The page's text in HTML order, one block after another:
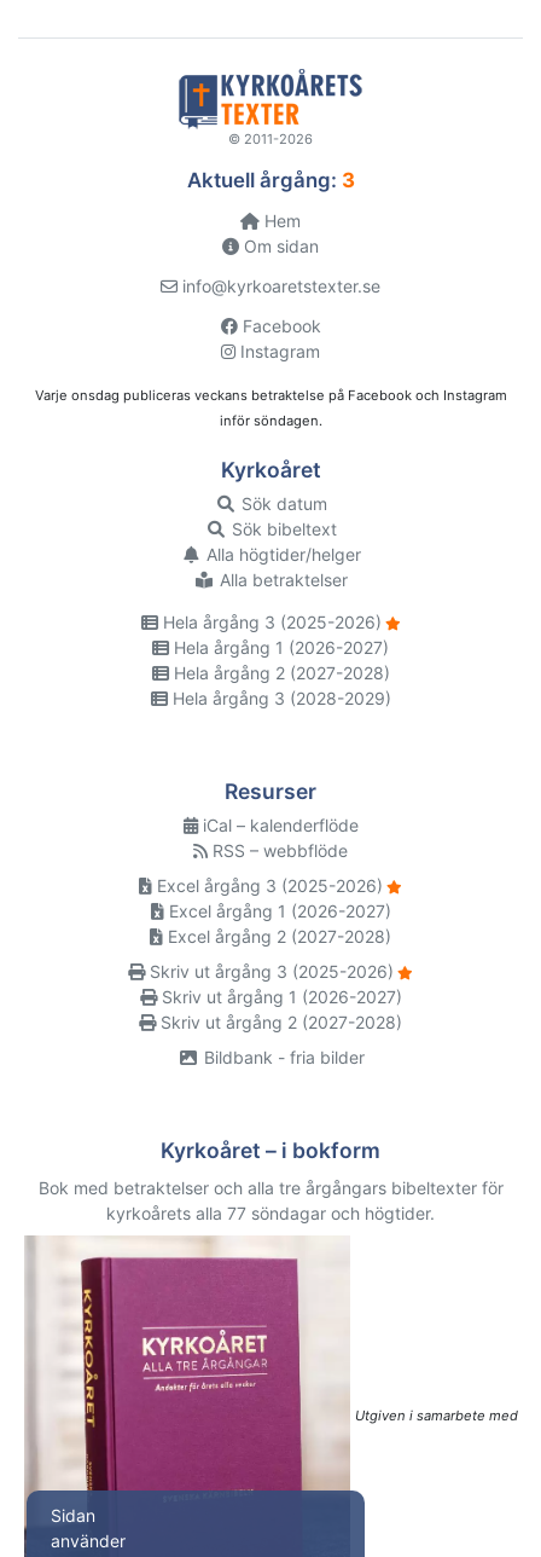
© 2011-2026
Aktuell årgång: 3
Hem
Om sidan
info@kyrkoaretstexter.se
Facebook
Instagram
Varje onsdag publiceras veckans betraktelse på Facebook och Instagram
inför söndagen.
Kyrkoåret
Sök datum
Sök bibeltext
Alla högtider/helger
Alla betraktelser
Hela årgång 3 (2025-2026)
Hela årgång 1 (2026-2027)
Hela årgång 2 (2027-2028)
Hela årgång 3 (2028-2029)
Resurser
iCal – kalenderflöde
RSS – webbflöde
Excel årgång 3 (2025-2026)
Excel årgång 1 (2026-2027)
Excel årgång 2 (2027-2028)
Skriv ut årgång 3 (2025-2026)
Skriv ut årgång 1 (2026-2027)
Skriv ut årgång 2 (2027-2028)
Bildbank - fria bilder
Kyrkoåret – i bokform
Bok med betraktelser och alla tre årgångars bibeltexter för
kyrkoårets alla 77 söndagar och högtider.
Utgiven i samarbete med
Sidan
använder